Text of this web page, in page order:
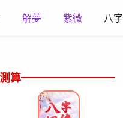
解夢 紫微 八字
算